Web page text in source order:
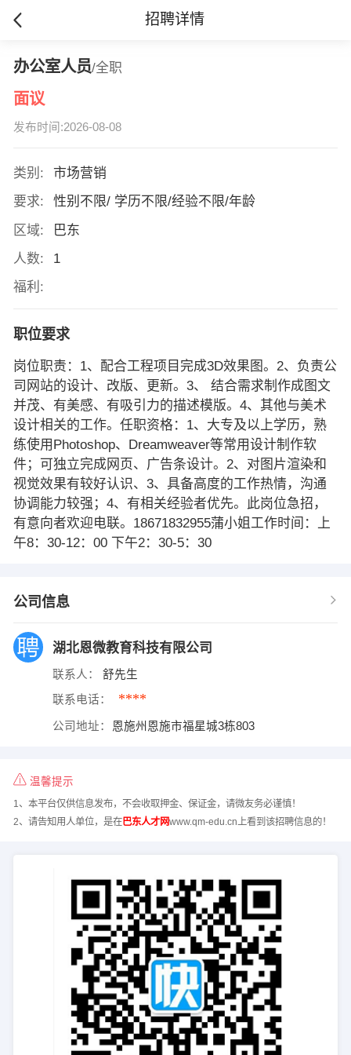
招聘详情
办公室人员/全职
面议
发布时间:2026-08-08
类别:
市场营销
要求:
性别不限/ 学历不限/经验不限/年龄
区域:
巴东
人数:
1
福利:
职位要求
岗位职责：1、配合工程项目完成3D效果图。2、负责公
司网站的设计、改版、更新。3、 结合需求制作成图文
并茂、有美感、有吸引力的描述模版。4、其他与美术
设计相关的工作。任职资格：1、大专及以上学历，熟
练使用Photoshop、Dreamweaver等常用设计制作软
件；可独立完成网页、广告条设计。2、对图片渲染和
视觉效果有较好认识、3、具备高度的工作热情，沟通
协调能力较强；4、有相关经验者优先。此岗位急招，
有意向者欢迎电联。18671832955蒲小姐工作时间：上
午8：30-12：00 下午2：30-5：30
公司信息
湖北恩微教育科技有限公司
联系人： 舒先生
联系电话： ****
公司地址： 恩施州恩施市福星城3栋803
温馨提示
1、本平台仅供信息发布，不会收取押金、保证金，请微友务必谨慎！
2、请告知用人单位，是在巴东人才网www.qm-edu.cn上看到该招聘信息的！